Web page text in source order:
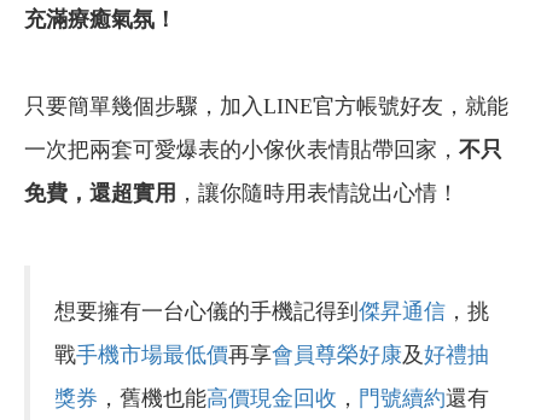
充滿療癒氣氛！
只要簡單幾個步驟，加入LINE官方帳號好友，就能
一次把兩套可愛爆表的小傢伙表情貼帶回家， 不只
免費，還超實用 ，讓你隨時用表情說出心情！
想要擁有一台心儀的手機記得到 傑昇通信 ，挑
戰手機市場最低價再享會員尊榮好康及好禮抽
獎券 ，舊機也能高價現金回收 ， 門號續約還有